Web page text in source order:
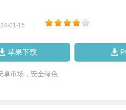
01-15
苹果下载
卓市场，安全绿色